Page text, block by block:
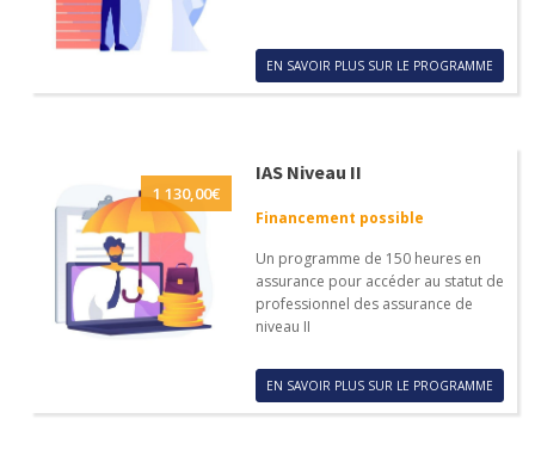
EN SAVOIR PLUS SUR LE PROGRAMME
1 130,00€
IAS Niveau II
Financement possible
Un programme de 150 heures en
assurance pour accéder au statut de
professionnel des assurance de
niveau II
EN SAVOIR PLUS SUR LE PROGRAMME